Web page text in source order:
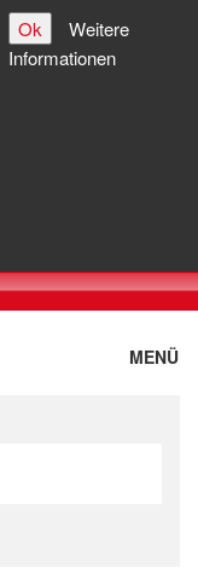
Ok
Weitere
Informationen
MENÜ